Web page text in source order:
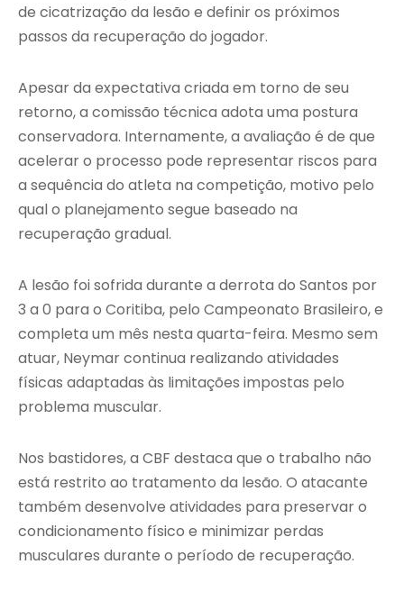
de cicatrização da lesão e definir os próximos
passos da recuperação do jogador.
Apesar da expectativa criada em torno de seu
retorno, a comissão técnica adota uma postura
conservadora. Internamente, a avaliação é de que
acelerar o processo pode representar riscos para
a sequência do atleta na competição, motivo pelo
qual o planejamento segue baseado na
recuperação gradual.
A lesão foi sofrida durante a derrota do Santos por
3 a 0 para o Coritiba, pelo Campeonato Brasileiro, e
completa um mês nesta quarta-feira. Mesmo sem
atuar, Neymar continua realizando atividades
físicas adaptadas às limitações impostas pelo
problema muscular.
Nos bastidores, a CBF destaca que o trabalho não
está restrito ao tratamento da lesão. O atacante
também desenvolve atividades para preservar o
condicionamento físico e minimizar perdas
musculares durante o período de recuperação.